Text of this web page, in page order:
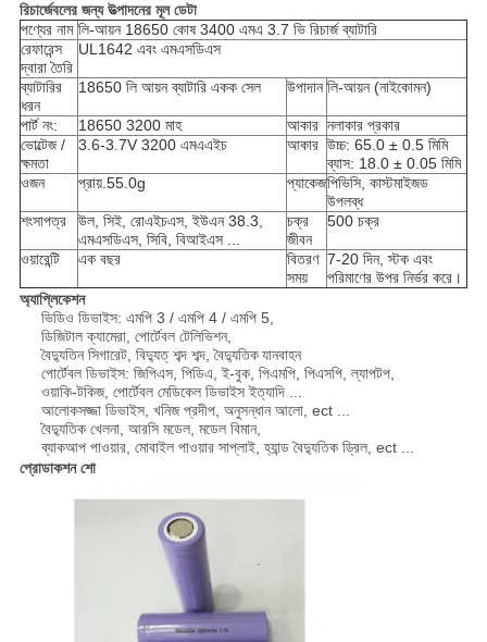
রিচার্জেবলের জন্য উত্পাদনের মূল ডেটা
পণ্যের নাম লি-আয়ন 18650 কোষ 3400 এমএ 3.7 ভি রিচার্জ ব্যাটারি
রেফারেন্স
দ্বারা তৈরি
UL1642 এবং এমএসডিএস
ব্যাটারির
ধরন
18650 লি আয়ন ব্যাটারি একক সেল উপাদান লি-আয়ন (নাইকোমন)
পার্ট নং: 18650 3200 মাহ আকার নলাকার প্রকার
ভোল্টেজ /
ক্ষমতা
3.6-3.7V 3200 এমএএইচ আকার উচ্চ: 65.0 ± 0.5 মিমি
ব্যাস: 18.0 ± 0.05 মিমি
ওজন
প্রায়.55.0g প্যাকেজপিভিসি, কাস্টমাইজড
উপলব্ধ
শংসাপত্র
উল, সিই, রোএইচএস, ইউএন 38.3,
এমএসডিএস, সিবি, বিআইএস ...
চক্র
জীবন
500 চক্র
ওয়ারেন্টি এক বছর
বিতরণ
সময়
7-20 দিন, স্টক এবং
পরিমাণের উপর নির্ভর করে।
অ্যাপ্লিকেশন
ভিডিও ডিভাইস: এমপি 3 / এমপি 4 / এমপি 5,
ডিজিটাল ক্যামেরা, পোর্টেবল টেলিভিশন,
বৈদ্যুতিন সিগারেট, বিদ্যুত্ শব্দ শব্দ,বৈদ্যুতিক যানবাহন
পোর্টেবল ডিভাইস: জিপিএস, পিডিএ, ই-বুক, পিএমপি, পিএসপি, ল্যাপটপ,
ওয়াকি-টকিজ, পোর্টেবল মেডিকেল ডিভাইস ইত্যাদি ...
আলোকসজ্জা ডিভাইস, খনিজ প্রদীপ, অনুসন্ধান আলো, ect ...
বৈদ্যুতিক খেলনা, আরসি মডেল, মডেল বিমান,
ব্যাকআপ পাওয়ার, মোবাইল পাওয়ার সাপ্লাই, হ্যান্ড বৈদ্যুতিক ড্রিল, ect ...
প্রোডাকশন শো